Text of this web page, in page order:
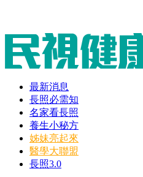
最新消息
長照必需知
名家看長照
養生小秘方
姊妹亮起來
醫學大聯盟
長照3.0